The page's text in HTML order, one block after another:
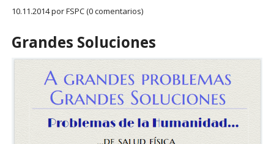
10.11.2014por FSPC (0 comentarios)
Grandes Soluciones